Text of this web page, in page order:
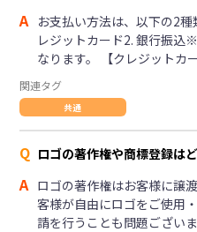
A お支払い方法は、以下の2
レジットカード2. 銀行振込
なります。 【クレジットカ
関連タグ
共通
Q ロゴの著作権や商標登録は
A ロゴの著作権はお客様に譲
客様が自由にロゴをご使用
請を行うことも問題ござい